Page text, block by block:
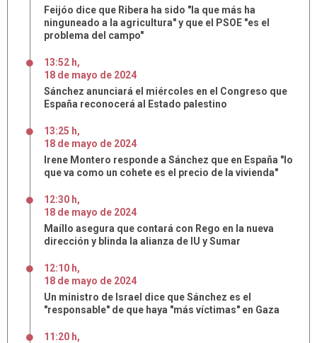
Feijóo dice que Ribera ha sido "la que más ha
ninguneado a la agricultura" y que el PSOE "es el
problema del campo"
13:52 h,
18 de mayo de 2024
Sánchez anunciará el miércoles en el Congreso que
España reconocerá al Estado palestino
13:25 h,
18 de mayo de 2024
Irene Montero responde a Sánchez que en España "lo
que va como un cohete es el precio de la vivienda"
12:30 h,
18 de mayo de 2024
Maíllo asegura que contará con Rego en la nueva
dirección y blinda la alianza de IU y Sumar
12:10 h,
18 de mayo de 2024
Un ministro de Israel dice que Sánchez es el
"responsable" de que haya "más víctimas" en Gaza
11:20 h,